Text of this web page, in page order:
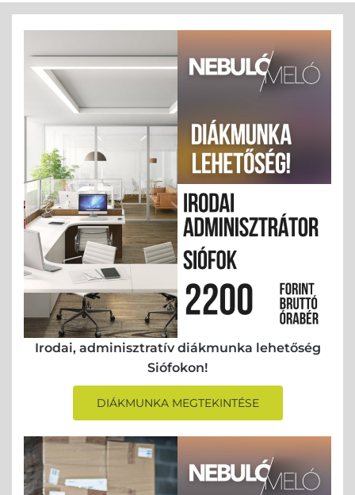
Irodai, adminisztratív diákmunka lehetőség
Siófokon!
DIÁKMUNKA MEGTEKINTÉSE